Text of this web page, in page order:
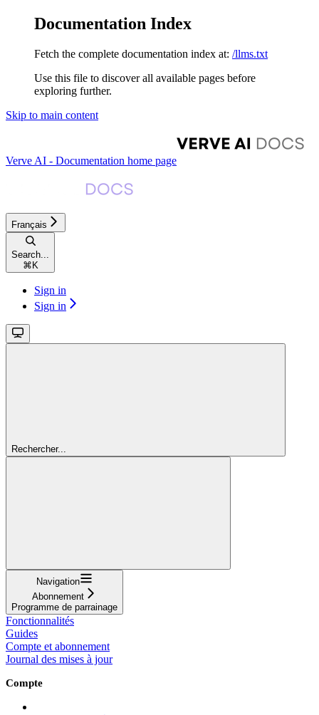
Documentation Index
Fetch the complete documentation index at: /llms.txt
Use this file to discover all available pages before
exploring further.
Skip to main content
Verve AI - Documentation home page
Français
Search...
⌘ K
Sign in
Sign in
Rechercher...
Navigation
Abonnement
Programme de parrainage
Fonctionnalités
Guides
Compte et abonnement
Journal des mises à jour
Compte